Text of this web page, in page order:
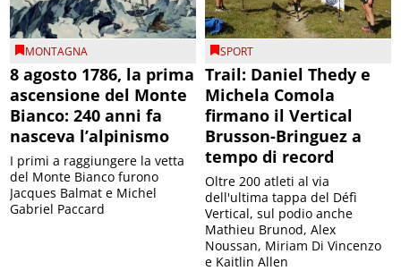
MONTAGNA
8 agosto 1786, la prima
ascensione del Monte
Bianco: 240 anni fa
nasceva l’alpinismo
I primi a raggiungere la vetta
del Monte Bianco furono
Jacques Balmat e Michel
Gabriel Paccard
SPORT
Trail: Daniel Thedy e
Michela Comola
firmano il Vertical
Brusson-Bringuez a
tempo di record
Oltre 200 atleti al via
dell'ultima tappa del Défì
Vertical, sul podio anche
Mathieu Brunod, Alex
Noussan, Miriam Di Vincenzo
e Kaitlin Allen